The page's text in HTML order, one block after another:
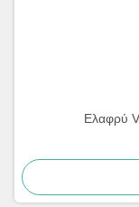
Ελαφρύ